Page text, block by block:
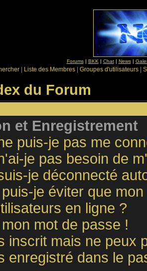
Forums| BKK | Chat| News|
Liste des Membres Groupes d'utilisateurs
du Forum
et Enregistrement
puis-je pas me
je pas besoin de
je déconnecté
je éviter que
en ligne ?
mot de passe !
inscrit mais ne peux
enregistré dans le